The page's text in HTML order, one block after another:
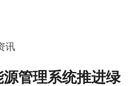
讯
管理系统推进绿